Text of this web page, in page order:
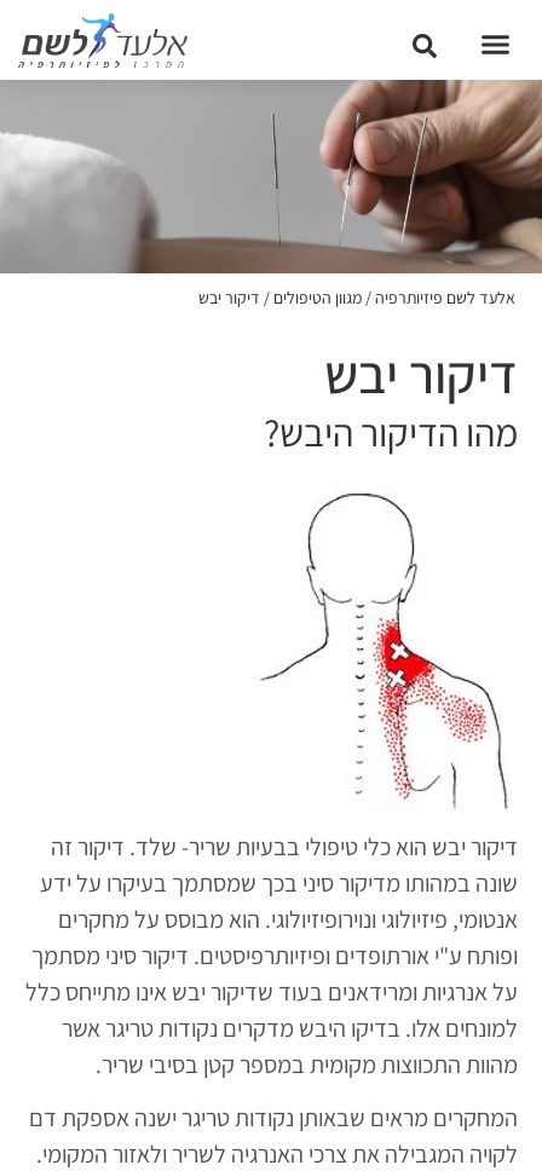
אלעד לשם פיזיותרפיה/ מגוון הטיפולים / דיקור יבש
דיקור יבש
מהו הדיקור היבש?
דיקור יבש הוא כלי טיפולי בבעיות שריר- שלד. דיקור זה
שונה במהותו מדיקור סיני בכך שמסתמך בעיקרו על ידע
אנטומי, פיזיולוגי ונוירופיזיולוגי. הוא מבוסס על מחקרים
ופותח ע"י אורתופדים ופיזיותרפיסטים. דיקור סיני מסתמך
על אנרגיות ומרידאנים בעוד שדיקור יבש אינו מתייחס כלל
למונחים אלו. בדיקו היבש מדקרים נקודות טריגר אשר
מהוות התכווצות מקומית במספר קטן בסיבי שריר.
המחקרים מראים שבאותן נקודות טריגר ישנה אספקת דם
לקויה המגבילה את צרכי האנרגיה לשריר ולאזור המקומי.